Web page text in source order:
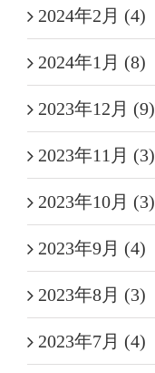
2024年2月 (4)
2024年1月 (8)
2023年12月 (9)
2023年11月 (3)
2023年10月 (3)
2023年9月 (4)
2023年8月 (3)
2023年7月 (4)